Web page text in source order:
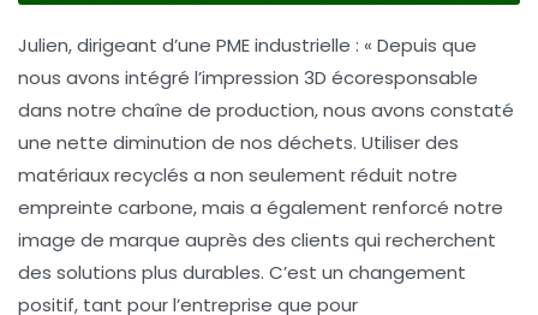
Julien, dirigeant d’une PME industrielle : « Depuis que
nous avons intégré l’impression 3D écoresponsable
dans notre chaîne de production, nous avons constaté
une nette diminution de nos déchets. Utiliser des
matériaux recyclés a non seulement réduit notre
empreinte carbone, mais a également renforcé notre
image de marque auprès des clients qui recherchent
des solutions plus durables. C’est un changement
positif, tant pour l’entreprise que pour